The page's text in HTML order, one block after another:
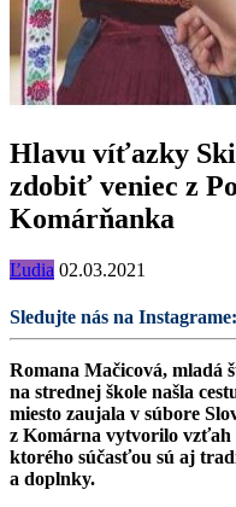
Hlavu víťazky
zdobiť veniec z
Komárňanka
Ľudia 02.03.2021
Sledujte nás na Instagrame:
Romana Mačicová, mladá
na strednej škole našla
miesto zaujala v súbore
z Komárna vytvorilo vzťah
ktorého súčasťou sú aj
a doplnky.